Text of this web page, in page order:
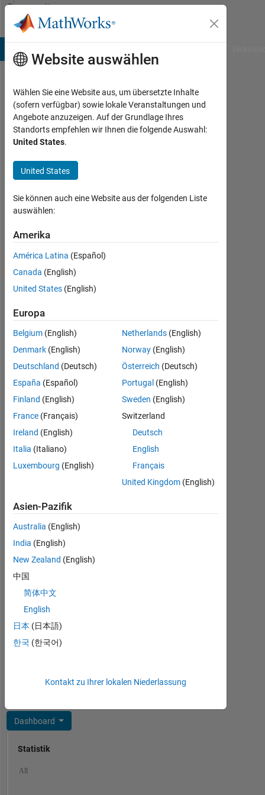
Weiter zum Inhalt
Community
Profile
M.
Mubashir
Hussain
Last
seen:
als 2
Jahre
|
Aktiv
0
Following:
0
Follow
I
am
Electrical
Engineer
by
interest
in
coding
simulation
and
algorithm
development.
wish
to
apply
of
machine
to
applications.
Mehr
anzeigen
Python
Languages:
English
Professional
Simulation,
Simscape,
MATLAB
Algorithm
Acceleration,
AI
Dashboard
Statistik
All
Website auswählen
Wählen Sie eine Website aus, um übersetzte Inhalte
(sofern verfügbar) sowie lokale Veranstaltungen und
Angebote anzuzeigen. Auf der Grundlage Ihres
Standorts empfehlen wir Ihnen die folgende Auswahl:
United States.
United States
Sie können auch eine Website aus der folgenden Liste
auswählen:
Amerika
América Latina (Español)
Canada (English)
United States (English)
Europa
Belgium (English)
Denmark (English)
Deutschland (Deutsch)
España (Español)
Finland (English)
France (Français)
Ireland (English)
Italia (Italiano)
Luxembourg (English)
Netherlands (English)
Norway (English)
Österreich (Deutsch)
Portugal (English)
Sweden (English)
Switzerland
Deutsch
English
Français
United Kingdom (English)
Asien-Pazifik
Australia (English)
India (English)
New Zealand (English)
中国
简体中文
English
日本 (日本語)
한국 (한국어)
Kontakt zu Ihrer lokalen Niederlassung